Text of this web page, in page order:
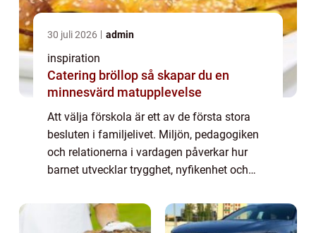
30 juli 2026 admin
inspiration
Catering bröllop så skapar du en
minnesvärd matupplevelse
Att välja förskola är ett av de första stora
besluten i familjelivet. Miljön, pedagogiken
och relationerna i vardagen påverkar hur
barnet utvecklar trygghet, nyfikenhet och